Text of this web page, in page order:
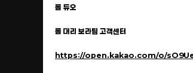
롤 듀오
롤 대리 보라팀 고객센터
https://open.kakao.com/o/